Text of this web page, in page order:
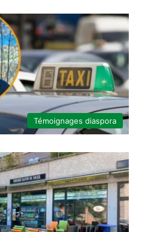
Témoignages diaspora